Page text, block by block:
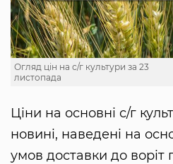
Огляд цін на с/г культури за 23
листопада
Ціни на основні с/г
новині, наведені на
умов доставки до воріт